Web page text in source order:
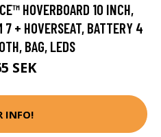
HOVERBOARD 10 INCH,
7 + HOVERSEAT, BATTERY 4
BAG, LEDS
SEK
INFO!